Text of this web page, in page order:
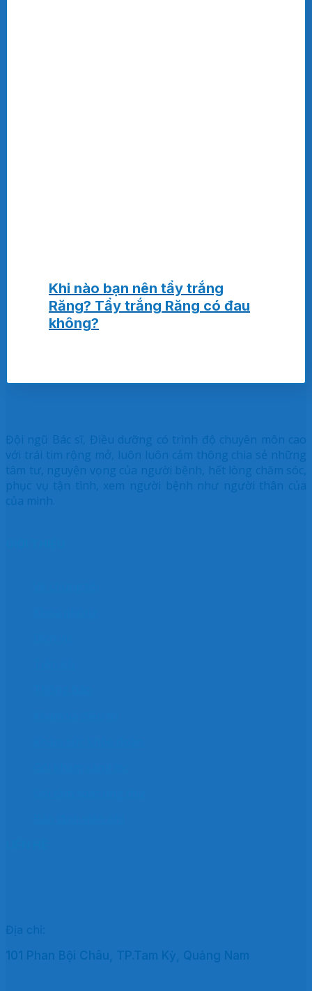
Khi nào bạn nên tẩy trắng
Răng? Tẩy trắng Răng có đau
không?
Đội ngũ Bác sĩ, Điều dưỡng có trình độ chuyên môn cao
với trái tim rộng mở, luôn luôn cảm thông chia sẻ những
tâm tư, nguyện vọng của người bệnh, hết lòng chăm sóc,
phục vụ tận tình, xem người bệnh như người thân của
của mình.
Địa chỉ:
101 Phan Bội Châu, TP.Tam Kỳ, Quảng Nam